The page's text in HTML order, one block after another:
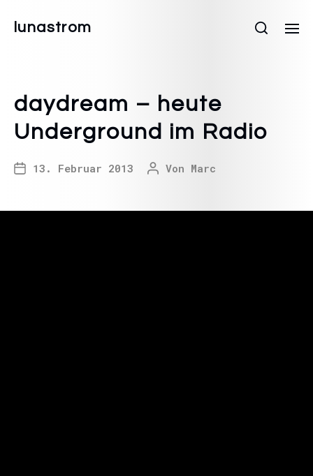
lunastrom
daydream – heute
Underground im Radio
13. Februar 2013 Von Marc